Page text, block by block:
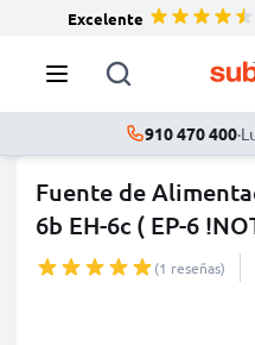
Excelente
910 470 400·
Fuente de
6b EH-6c ( EP-6
(1 reseñas)